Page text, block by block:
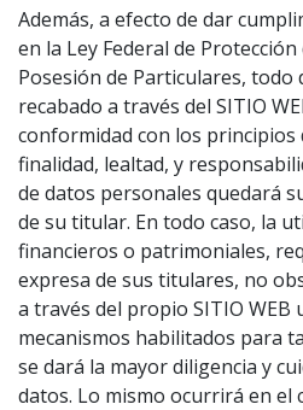
Además, a efecto de dar
en la Ley Federal de
Posesión de Particulares, todo
recabado a través del SITIO
conformidad con los principios
finalidad, lealtad, y
de datos personales quedará
de su titular. En todo caso, la
financieros o patrimoniales,
expresa de sus titulares, no
a través del propio SITIO WEB
mecanismos habilitados para
se dará la mayor diligencia y
datos. Lo mismo ocurrirá en el